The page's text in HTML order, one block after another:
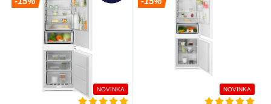
NOVINKA NOVINKA